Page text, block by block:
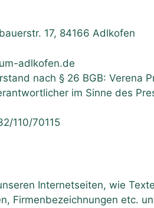
17, 84166 Adlkofen
adlkofen.de
nach § 26 BGB: Verena
im Sinne des
110/70115
Internetseiten, wie
Firmenbezeichnungen etc.